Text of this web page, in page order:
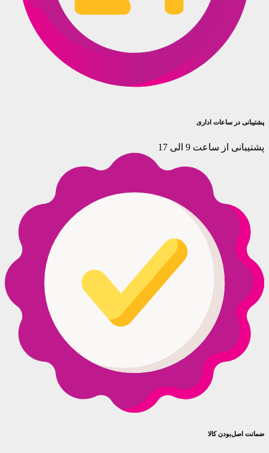
پشتیبانی در ساعات اداری
پشتیبانی از ساعت 9 الی 17
ضمانت اصل‌بودن کالا